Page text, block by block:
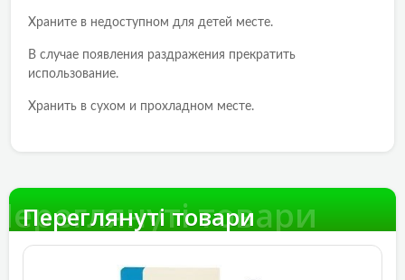
Храните в недоступном для детей месте.
В случае появления раздражения прекратить
использование.
Хранить в сухом и прохладном месте.
товари
Переглянуті товари